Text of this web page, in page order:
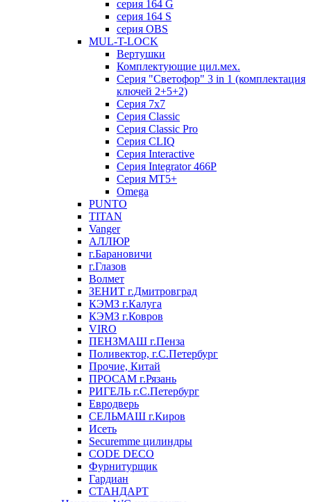
серия 164 G
серия 164 S
серия OBS
MUL-T-LOCK
Вертушки
Комплектующие цил.мех.
Серия "Светофор" 3 in 1 (комплектация
ключей 2+5+2)
Серия 7х7
Серия Classic
Серия Classic Pro
Серия CLIQ
Серия Interactive
Серия Integrator 466P
Серия MT5+
Omega
PUNTO
TITAN
Vanger
АЛЛЮР
г.Барановичи
г.Глазов
Волмет
ЗЕНИТ г.Дмитровград
КЭМЗ г.Калуга
КЭМЗ г.Ковров
VIRO
ПЕНЗМАШ г.Пенза
Поливектор, г.С.Петербург
Прочие, Китай
ПРОСАМ г.Рязань
РИГЕЛЬ г.С.Петербург
Евродверь
СЕЛЬМАШ г.Киров
Исеть
Securemme цилиндры
CODE DECO
Фурнитурщик
Гардиан
СТАНДАРТ